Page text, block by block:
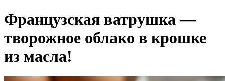
Французская ватрушка —
творожное облако в крошке
из масла!